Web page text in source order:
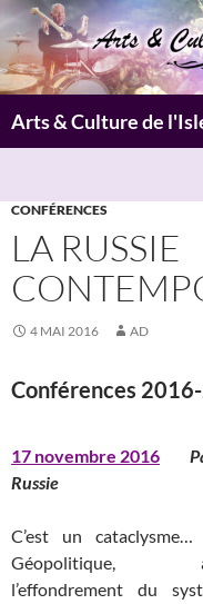
Aller
au
contenu
Arts & Culture de
CONFÉRENCES
LA RUSSIE
4 MAI 2016 AD
Conférences
17 novembre 2016
Russie
C’est un
Géopolitique,
l’effondrement du